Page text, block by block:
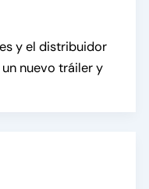
y el distribuidor
nuevo tráiler y